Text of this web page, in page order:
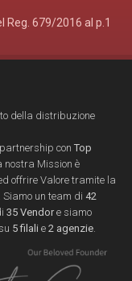
Reg. 679/2016 al p.1
della distribuzione
con Top
nostra Mission è
offrire Valore tramite la
un team di 42
35 Vendore siamo
5 filali e 2 agenzie.